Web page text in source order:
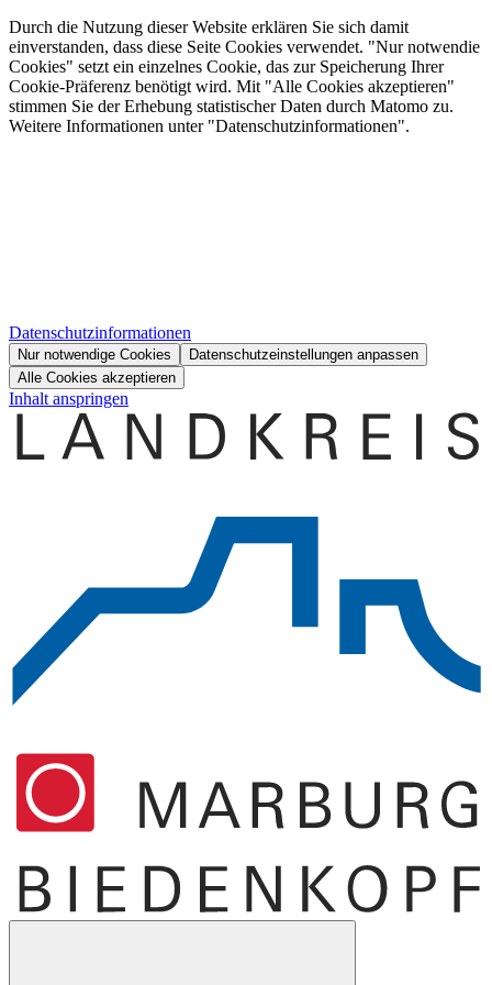
Durch die Nutzung dieser Website erklären Sie sich damit
einverstanden, dass diese Seite Cookies verwendet. "Nur notwendie
Cookies" setzt ein einzelnes Cookie, das zur Speicherung Ihrer
Cookie-Präferenz benötigt wird. Mit "Alle Cookies akzeptieren"
stimmen Sie der Erhebung statistischer Daten durch Matomo zu.
Weitere Informationen unter "Datenschutzinformationen".
Datenschutzinformationen
Nur notwendige Cookies
Datenschutzeinstellungen anpassen
Alle Cookies akzeptieren
Inhalt anspringen